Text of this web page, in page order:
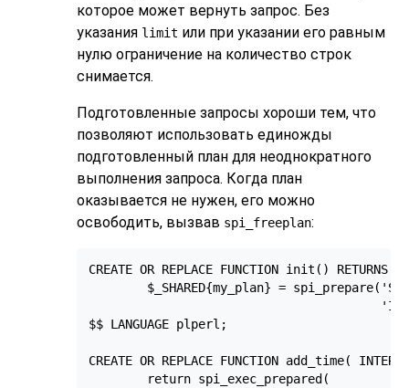
которое может вернуть запрос. Без
указания limit или при указании его равным
нулю ограничение на количество строк
снимается.
Подготовленные запросы хороши тем, что
позволяют использовать единожды
подготовленный план для неоднократного
выполнения запроса. Когда план
оказывается не нужен, его можно
освободить, вызвав spi_freeplan:
CREATE OR REPLACE FUNCTION init() RETURNS
$_SHARED{my_plan} =
$$ LANGUAGE plperl;
CREATE OR REPLACE FUNCTION add_time(
        return spi_exec_prepared(